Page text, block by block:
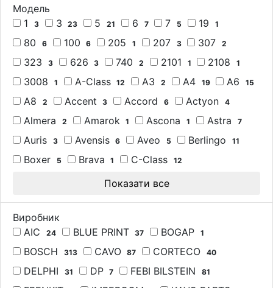
Модель
1
3 3 23 5 21 6 7 7 5 19 1
80 6 100 6 205 1 207 3 307 2
323 3 626 3 740 2 2101 1 2108 1
3008 1 A-Class 12 A3 2 A4 19 A6 15
A8 2 Accent 3 Accord 6 Actyon 4
Almera 2 Amarok 1 Ascona 1 Astra 7
Auris 3 Avensis 6 Aveo 5 Berlingo 11
Boxer 5 Brava 1 C-Class 12
Показати все
Виробник
AIC
24 BLUE PRINT 37 BOGAP 1
BOSCH 313 CAVO 87 CORTECO 40
DELPHI 31 DP 7 FEBI BILSTEIN 81